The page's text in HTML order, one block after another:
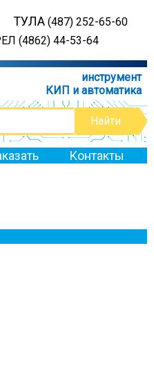
ТУЛА (487) 252-65-60
(4862) 44-53-64
инструмент
КИП и автоматика
Контакты